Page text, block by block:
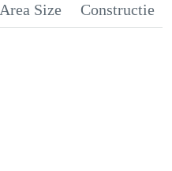
Area Size
Constructie